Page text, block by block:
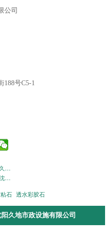
公司
188号C5-1
辽宁地沟盖板-地沟盖板就找沈阳久地市政设施有限公司
沈阳防沉降井盖-防沉降井盖就选沈阳久地市政设施有限公司
石 透水彩胶石
久地市政设施有限公司